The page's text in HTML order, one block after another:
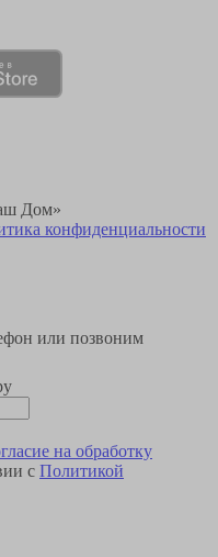
Дом»
конфиденциальности
или позвоним
на обработку
с Политикой